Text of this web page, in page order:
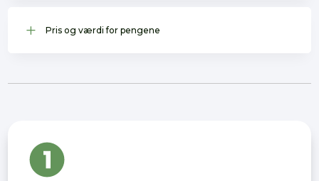
L Pris og værdi for pengene